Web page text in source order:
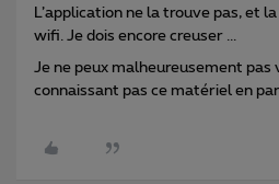
L’application ne la trouve pas, et
wifi. Je dois encore creuser ...
Je ne peux malheureusement pas
connaissant pas ce matériel en